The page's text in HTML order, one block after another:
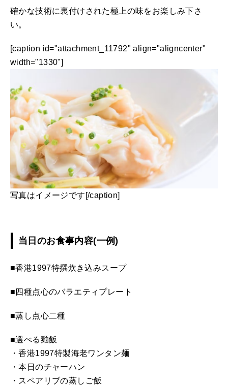
確かな技術に裏付けされた極上の味をお楽しみ下さ
い。
[caption id="attachment_11792" align="aligncenter"
width="1330"]
写真はイメージです[/caption]
当日のお食事内容(一例)
■香港1997特撰炊き込みスープ
■四種点心のバラエティプレート
■蒸し点心二種
■選べる麺飯
・香港1997特製海老ワンタン麺
・本日のチャーハン
・スペアリブの蒸しご飯